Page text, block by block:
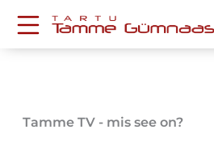
content
Postkast
Drive
Tamme TV - mis see on?